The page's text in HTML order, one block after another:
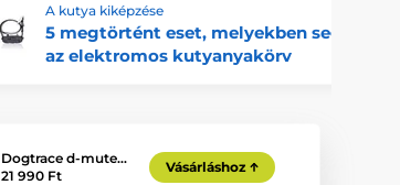
A kutya kiképzése
5 megtörtént eset, melyekben segített
az elektromos kutyanyakörv
Dogtrace d-mute…
21 990 Ft
Vásárláshoz